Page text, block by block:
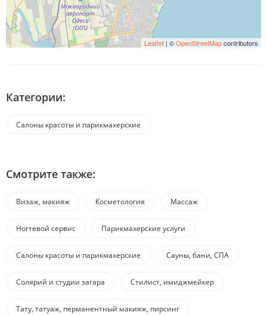
Leaflet | ©OpenStreetMapcontributors
Категории:
Салоны красоты и парикмахерские
Смотрите также:
Визаж, макияж Косметология Массаж
Ногтевой сервис Парикмахерские услуги
Салоны красоты и парикмахерские Сауны, бани, СПА
Солярий и студии загара Стилист, имиджмейкер
Тату, татуаж, перманентный макияж, пирсинг